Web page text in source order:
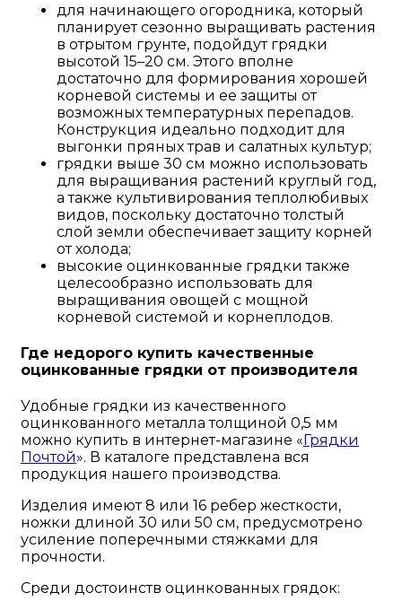
для начинающего огородника, который
планирует сезонно выращивать растения
в отрытом грунте, подойдут грядки
высотой 15–20 см. Этого вполне
достаточно для формирования хорошей
корневой системы и ее защиты от
возможных температурных перепадов.
Конструкция идеально подходит для
выгонки пряных трав и салатных культур;
грядки выше 30 см можно использовать
для выращивания растений круглый год,
а также культивирования теплолюбивых
видов, поскольку достаточно толстый
слой земли обеспечивает защиту корней
от холода;
высокие оцинкованные грядки также
целесообразно использовать для
выращивания овощей с мощной
корневой системой и корнеплодов.
Где недорого купить качественные
оцинкованные грядки от производителя
Удобные грядки из качественного
оцинкованного металла толщиной 0,5 мм
можно купить в интернет-магазине « Грядки
Почтой». В каталоге представлена вся
продукция нашего производства.
Изделия имеют 8 или 16 ребер жесткости,
ножки длиной 30 или 50 см, предусмотрено
усиление поперечными стяжками для
прочности.
Среди достоинств оцинкованных грядок: